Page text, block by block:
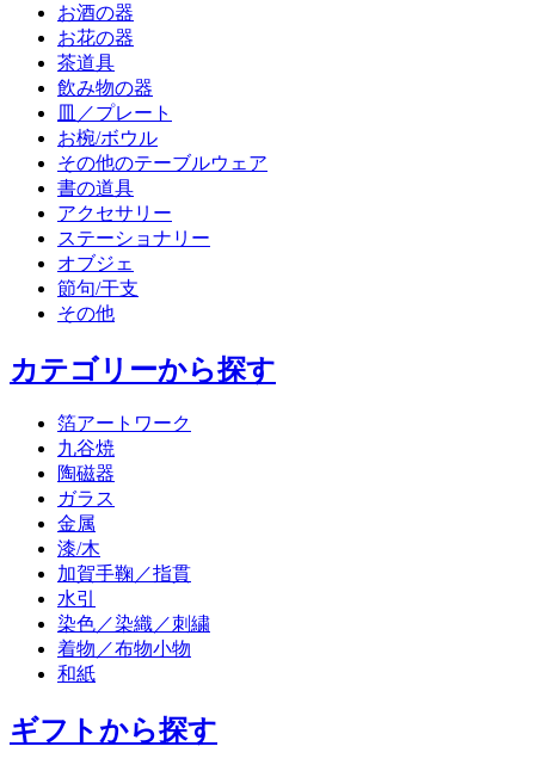
お酒の器
お花の器
茶道具
飲み物の器
皿／プレート
お椀/ボウル
その他のテーブルウェア
書の道具
アクセサリー
ステーショナリー
オブジェ
節句/干支
その他
カテゴリーから探す
箔アートワーク
九谷焼
陶磁器
ガラス
金属
漆/木
加賀手鞠／指貫
水引
染色／染織／刺繍
着物／布物小物
和紙
ギフトから探す